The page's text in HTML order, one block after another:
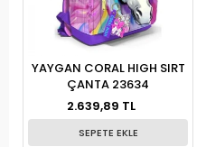
YAYGAN CORAL HIGH SIRT
ÇANTA 23634
2.639,89 TL
SEPETE EKLE